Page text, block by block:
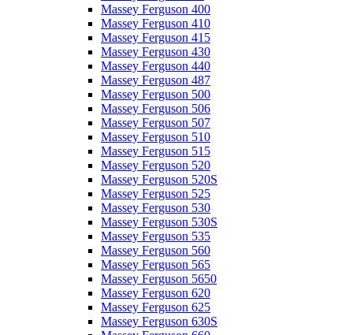
Massey Ferguson 400
Massey Ferguson 410
Massey Ferguson 415
Massey Ferguson 430
Massey Ferguson 440
Massey Ferguson 487
Massey Ferguson 500
Massey Ferguson 506
Massey Ferguson 507
Massey Ferguson 510
Massey Ferguson 515
Massey Ferguson 520
Massey Ferguson 520S
Massey Ferguson 525
Massey Ferguson 530
Massey Ferguson 530S
Massey Ferguson 535
Massey Ferguson 560
Massey Ferguson 565
Massey Ferguson 5650
Massey Ferguson 620
Massey Ferguson 625
Massey Ferguson 630S